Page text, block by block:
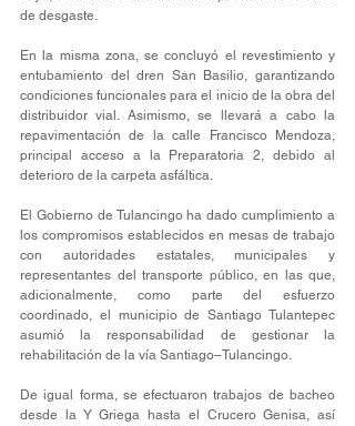
de desgaste.
En la misma zona, se concluyó el revestimiento y
entubamiento del dren San Basilio, garantizando
condiciones funcionales para el inicio de la obra del
distribuidor vial. Asimismo, se llevará a cabo la
repavimentación de la calle Francisco Mendoza,
principal acceso a la Preparatoria 2, debido al
deterioro de la carpeta asfáltica.
El Gobierno de Tulancingo ha dado cumplimiento a
los compromisos establecidos en mesas de trabajo
con autoridades estatales, municipales y
representantes del transporte público, en las que,
adicionalmente, como parte del esfuerzo
coordinado, el municipio de Santiago Tulantepec
asumió la responsabilidad de gestionar la
rehabilitación de la vía Santiago–Tulancingo.
De igual forma, se efectuaron trabajos de bacheo
desde la Y Griega hasta el Crucero Genisa, así